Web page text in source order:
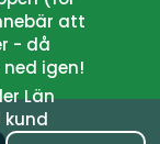
att
- då
igen!
Län
kund